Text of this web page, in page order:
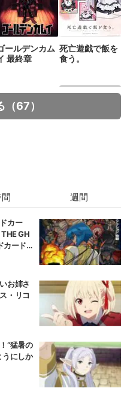
ールデンカム
最終章
死亡遊戯で飯を
食う。
（67）
週間
カー
GH
カード公
お姉さ
・リコ
“猛暑の
うにしか